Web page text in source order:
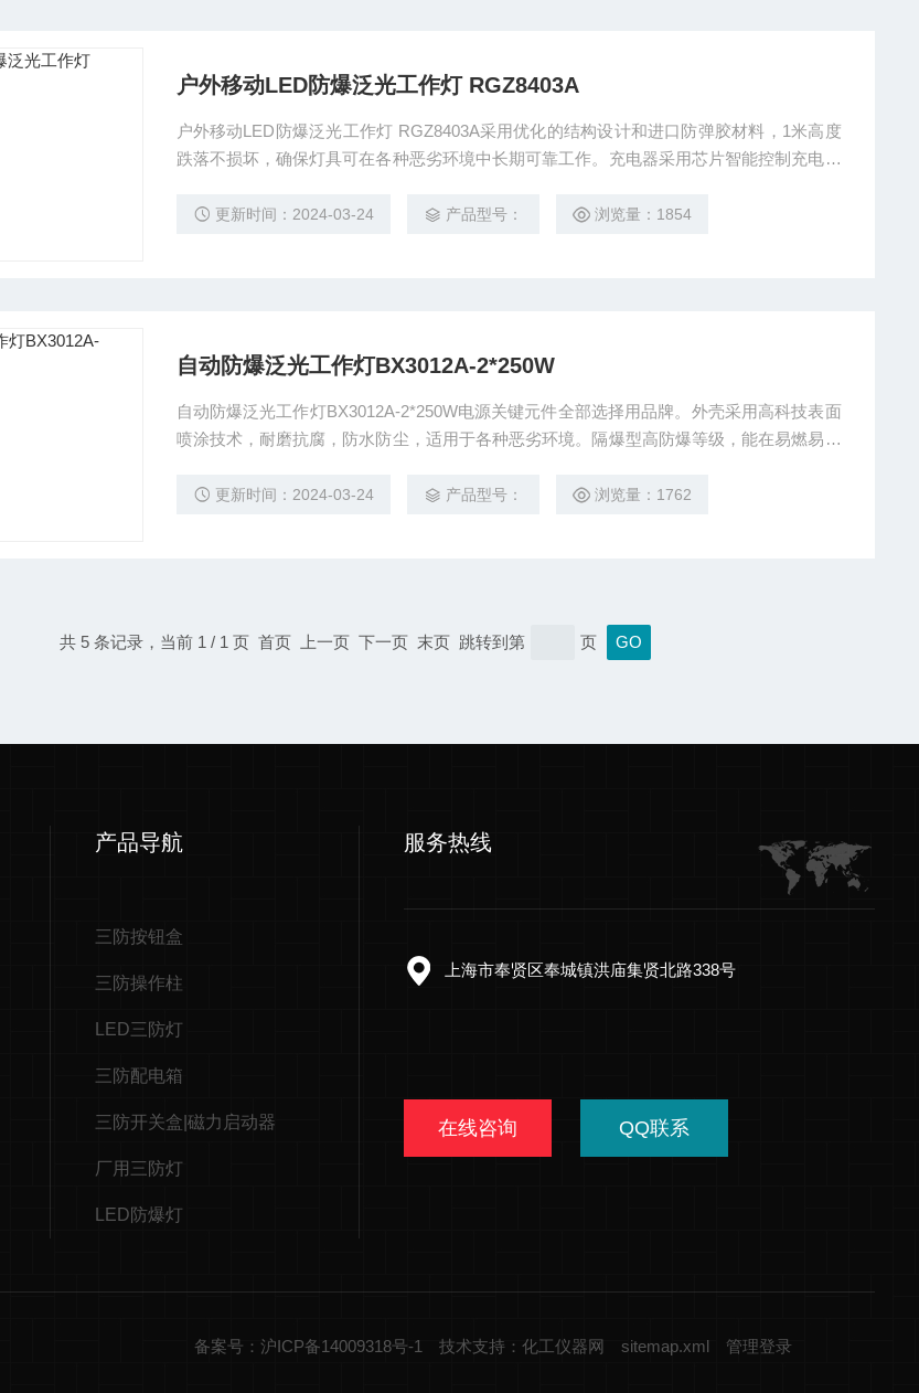
户外移动LED防爆泛光工作灯 RGZ8403A
户外移动LED防爆泛光工作灯 RGZ8403A采用优化的结构设计和进口防弹胶材料，1米高度
跌落不损坏，确保灯具可在各种恶劣环境中长期可靠工作。充电器采用芯片智能控制充电，
照明等多种方式；
更新时间：2024-03-24 产品型号： 浏览量：1854
自动防爆泛光工作灯BX3012A-2*250W
自动防爆泛光工作灯BX3012A-2*250W电源关键元件全部选择用品牌。外壳采用高科技表面
喷涂技术，耐磨抗腐，防水防尘，适用于各种恶劣环境。隔爆型高防爆等级，能在易燃易爆
更新时间：2024-03-24 产品型号： 浏览量：1762
共 5 条记录，当前 1 / 1 页 首页 上一页 下一页 末页 跳转到第 页
产品导航
三防按钮盒
三防操作柱
LED三防灯
三防配电箱
三防开关盒|磁力启动器
厂用三防灯
LED防爆灯
服务热线
上海市奉贤区奉城镇洪庙集贤北路338号
在线咨询 QQ联系
备案号：沪ICP备14009318号-1 技术支持：化工仪器网 sitemap.xml 管理登录